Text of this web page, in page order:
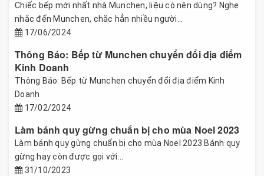
Chiếc bếp mới nhất nhà Munchen, liệu có nên dùng? Nghe
nhắc đến Munchen, chắc hẳn nhiều người...
17/06/2024
Thông Báo: Bếp từ Munchen chuyển đổi địa điểm
Kinh Doanh
Thông Báo: Bếp từ Munchen chuyển đổi địa điểm Kinh
Doanh
17/02/2024
Làm bánh quy gừng chuẩn bị cho mùa Noel 2023
Làm bánh quy gừng chuẩn bị cho mùa Noel 2023 Bánh quy
gừng hay còn được gọi với...
31/10/2023